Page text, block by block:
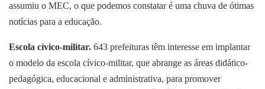
assumiu o MEC, o que podemos constatar é uma chuva de ótimas
notícias para a educação.
Escola cívico-militar. 643 prefeituras têm interesse em implantar
o modelo da escola cívico-militar, que abrange as áreas didático-
pedagógica, educacional e administrativa, para promover